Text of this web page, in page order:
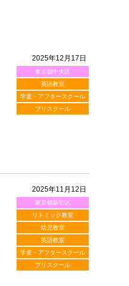
2025年12月17日
東京都中央区
英語教室
学童・アフタースクール
プリスクール
2025年11月12日
東京都新宿区
リトミック教室
幼児教室
英語教室
学童・アフタースクール
プリスクール